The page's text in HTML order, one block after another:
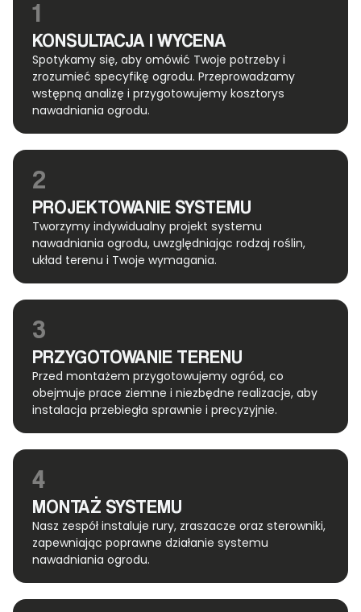
1
KONSULTACJA I WYCENA
Spotykamy się, aby omówić Twoje potrzeby i
zrozumieć specyfikę ogrodu. Przeprowadzamy
wstępną analizę i przygotowujemy kosztorys
nawadniania ogrodu.
2
PROJEKTOWANIE SYSTEMU
Tworzymy indywidualny projekt systemu
nawadniania ogrodu, uwzględniając rodzaj roślin,
układ terenu i Twoje wymagania.
3
PRZYGOTOWANIE TERENU
Przed montażem przygotowujemy ogród, co
obejmuje prace ziemne i niezbędne realizacje, aby
instalacja przebiegła sprawnie i precyzyjnie.
4
MONTAŻ SYSTEMU
Nasz zespół instaluje rury, zraszacze oraz sterowniki,
zapewniając poprawne działanie systemu
nawadniania ogrodu.